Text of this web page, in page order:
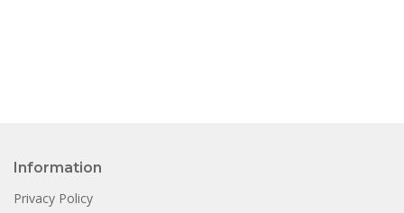
Information
Privacy Policy